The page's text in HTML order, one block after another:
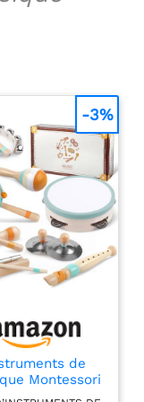
une
sans
de jeu en
pour
En
les petites
xylophone
musique -
de
Montessori
1 pour Enfants
-3%